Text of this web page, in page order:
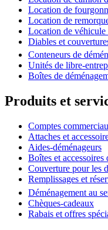
Location de
Location de
Location de véhicule
Diables et
Conteneurs de
Unités de libre-
Boîtes de
Produits et
Comptes
Attaches et
Aides-déménageurs
Boîtes et accessoires
Couverture pour les
Remplissages et
Déménagement au
Chèques-cadeaux
Rabais et offres